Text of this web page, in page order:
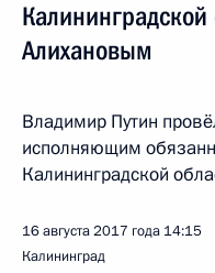
Алихановым
Владимир Путин
исполняющим
Калининградской
16 августа 2017 года 14:15
Калининград